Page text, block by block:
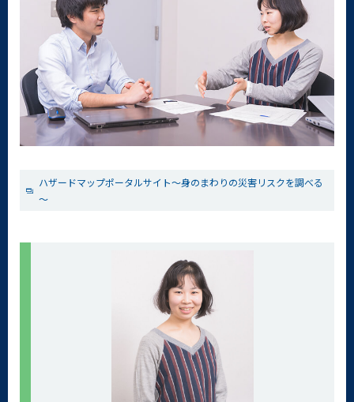
ハザードマップポータルサイト～身のまわりの災害リスクを調べる
～